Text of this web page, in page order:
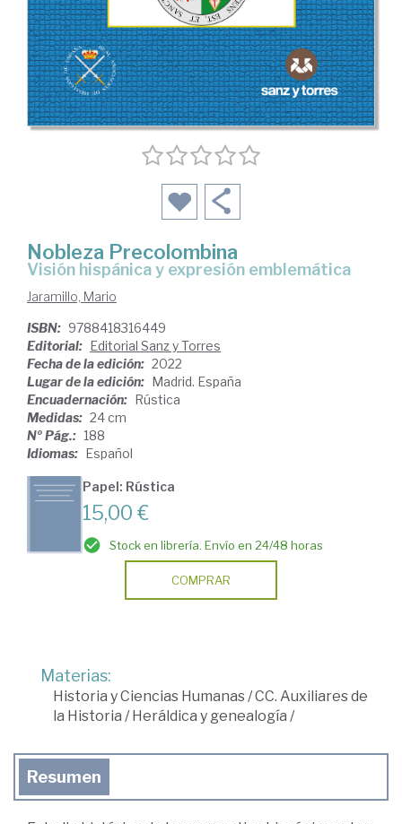
Nobleza Precolombina
Visión hispánica y expresión emblemática
Jaramillo, Mario
ISBN: 9788418316449
Editorial: Editorial Sanz y Torres
Fecha de la edición: 2022
Lugar de la edición: Madrid. España
Encuadernación: Rústica
Medidas: 24 cm
Nº Pág.: 188
Idiomas: Español
Papel: Rústica
15,00 €
Stock en librería. Envío en 24/48 horas
COMPRAR
Materias:
Historia y Ciencias Humanas/CC. Auxiliares de
la Historia / Heráldica y genealogía /
Resumen